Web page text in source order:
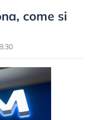
come si